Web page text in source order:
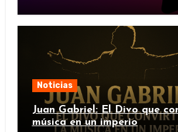
Noticias
Juan Gabriel: El Divo que
música en un imperio